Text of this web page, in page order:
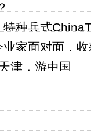
特种兵式
业家面对面，
津，游中国